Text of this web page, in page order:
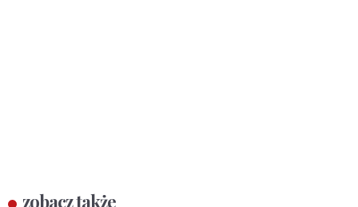
zobacz także